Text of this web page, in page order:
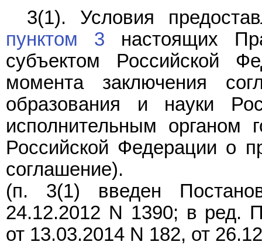
3(1). Условия
пунктом 3 настоящих
субъектом Российской
момента заключения
образования и науки
исполнительным органом
Российской Федерации о
соглашение).
(п. 3(1) введен
24.12.2012 N 1390; в ред.
от 13.03.2014 N 182, от